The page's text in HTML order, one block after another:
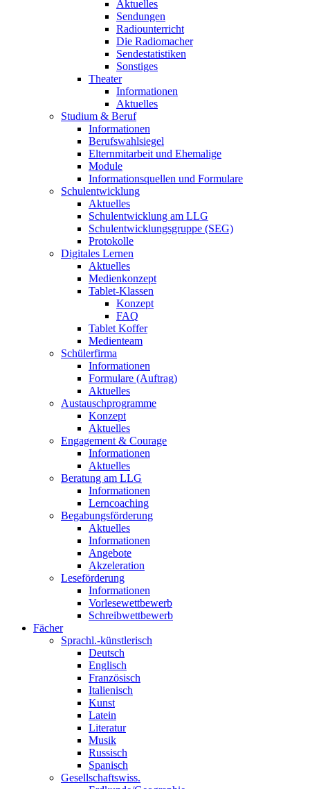
Aktuelles
Sendungen
Radiounterricht
Die Radiomacher
Sendestatistiken
Sonstiges
Theater
Informationen
Aktuelles
Studium & Beruf
Informationen
Berufswahlsiegel
Elternmitarbeit und Ehemalige
Module
Informationsquellen und Formulare
Schulentwicklung
Aktuelles
Schulentwicklung am LLG
Schulentwicklungsgruppe (SEG)
Protokolle
Digitales Lernen
Aktuelles
Medienkonzept
Tablet-Klassen
Konzept
FAQ
Tablet Koffer
Medienteam
Schülerfirma
Informationen
Formulare (Auftrag)
Aktuelles
Austauschprogramme
Konzept
Aktuelles
Engagement & Courage
Informationen
Aktuelles
Beratung am LLG
Informationen
Lerncoaching
Begabungsförderung
Aktuelles
Informationen
Angebote
Akzeleration
Leseförderung
Informationen
Vorlesewettbewerb
Schreibwettbewerb
Fächer
Sprachl.-künstlerisch
Deutsch
Englisch
Französisch
Italienisch
Kunst
Latein
Literatur
Musik
Russisch
Spanisch
Gesellschaftswiss.